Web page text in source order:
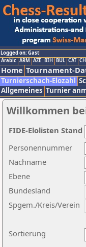
Logged on: Gast
Arabic ARM AZE BIH BUL CAT
Home Tournament-
Turnierschach-Elozahl
Allgemeines Turnier
Willkommen
Nachname
Ebene
Sortierung
Personennummer
Bundesland
Spgem./Kreis/Verein
FIDE-Elolisten Stand